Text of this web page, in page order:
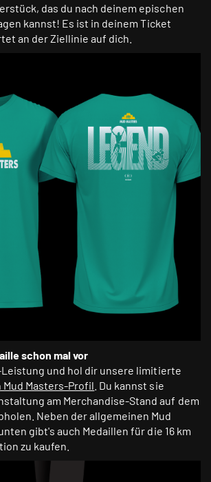
das du nach deinem epischen
kannst! Es ist in deinem Ticket
an der Ziellinie auf dich.
schon mal vor
und hol dir unsere limitierte
Mud Masters-Profil . Du kannst sie
am Merchandise-Stand auf dem
Neben der allgemeinen Mud
gibt's auch Medaillen für die 16 km
zu kaufen.